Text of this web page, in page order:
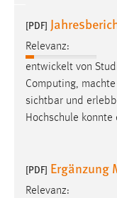
[PDF]
Relevanz:
entwickelt von
Computing,
sichtbar und
Hochschule
[PDF] Ergänzung
Relevanz:
Um Inhalte von
Plattformen
externen
YouTube